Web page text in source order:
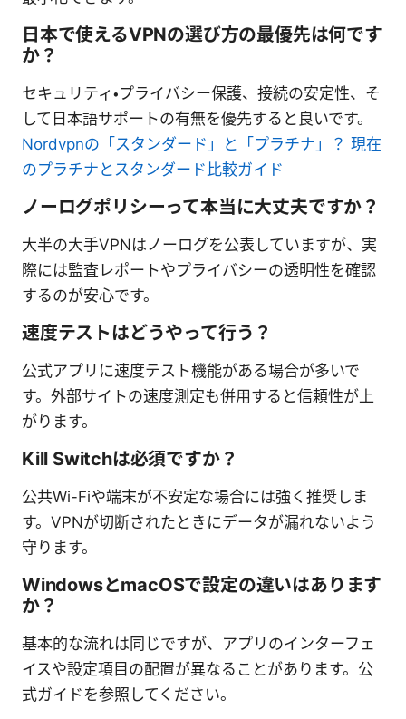
日本で使えるVPNの選び方の最優先は何です
か？
セキュリティ・プライバシー保護、接続の安定性、そ
して日本語サポートの有無を優先すると良いです。
Nordvpnの「スタンダード」と「プラチナ」？ 現在
のプラチナとスタンダード比較ガイド
ノーログポリシーって本当に大丈夫ですか？
大半の大手VPNはノーログを公表していますが、実
際には監査レポートやプライバシーの透明性を確認
するのが安心です。
速度テストはどうやって行う？
公式アプリに速度テスト機能がある場合が多いで
す。外部サイトの速度測定も併用すると信頼性が上
がります。
Kill Switchは必須ですか？
公共Wi-Fiや端末が不安定な場合には強く推奨しま
す。VPNが切断されたときにデータが漏れないよう
守ります。
WindowsとmacOSで設定の違いはあります
か？
基本的な流れは同じですが、アプリのインターフェ
イスや設定項目の配置が異なることがあります。公
式ガイドを参照してください。